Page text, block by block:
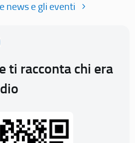
news e gli eventi
ti racconta chi era